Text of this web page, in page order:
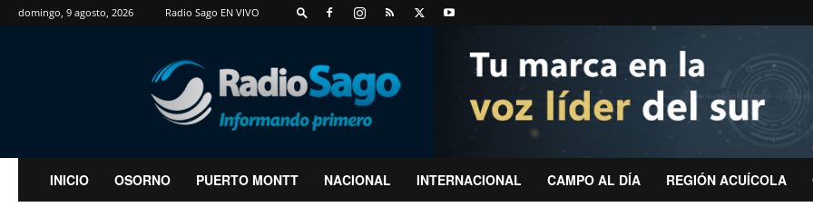
domingo, 9 agosto, 2026 Radio Sago EN VIVO
RadioSago
INICIO OSORNO PUERTO MONTT NACIONAL INTERNACIONAL CAMPO AL DÍA REGIÓN ACUÍCOLA